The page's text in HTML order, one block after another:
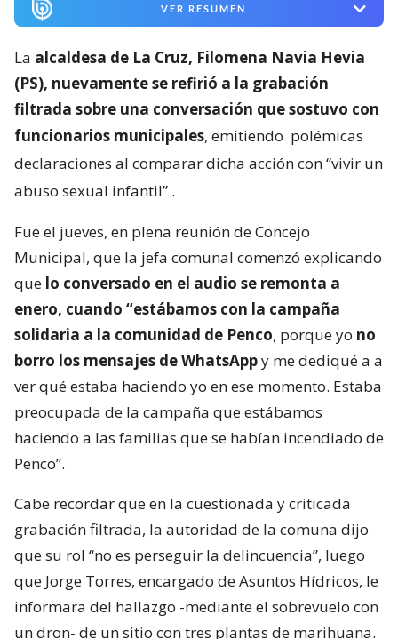
VER RESUMEN
La alcaldesa de La Cruz, Filomena Navia Hevia
(PS), nuevamente se refirió a la grabación
filtrada sobre una conversación que sostuvo con
funcionarios municipales, emitiendo polémicas
declaraciones al comparar dicha acción con “vivir un
abuso sexual infantil” .
Fue el jueves, en plena reunión de Concejo
Municipal, que la jefa comunal comenzó explicando
que lo conversado en el audio se remonta a
enero, cuando “estábamos con la campaña
solidaria a la comunidad de Penco, porque yo no
borro los mensajes de WhatsAppy me dediqué a a
ver qué estaba haciendo yo en ese momento. Estaba
preocupada de la campaña que estábamos
haciendo a las familias que se habían incendiado de
Penco”.
Cabe recordar que en la cuestionada y criticada
grabación filtrada, la autoridad de la comuna dijo
que su rol “no es perseguir la delincuencia”, luego
que Jorge Torres, encargado de Asuntos Hídricos, le
informara del hallazgo -mediante el sobrevuelo con
un dron- de un sitio con tres plantas de marihuana.